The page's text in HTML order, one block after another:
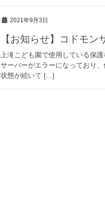
2021年9月3日
【お知らせ】コドモン
上滝こども園で使用している保
サーバーがエラーになっており
状態が続いて […]